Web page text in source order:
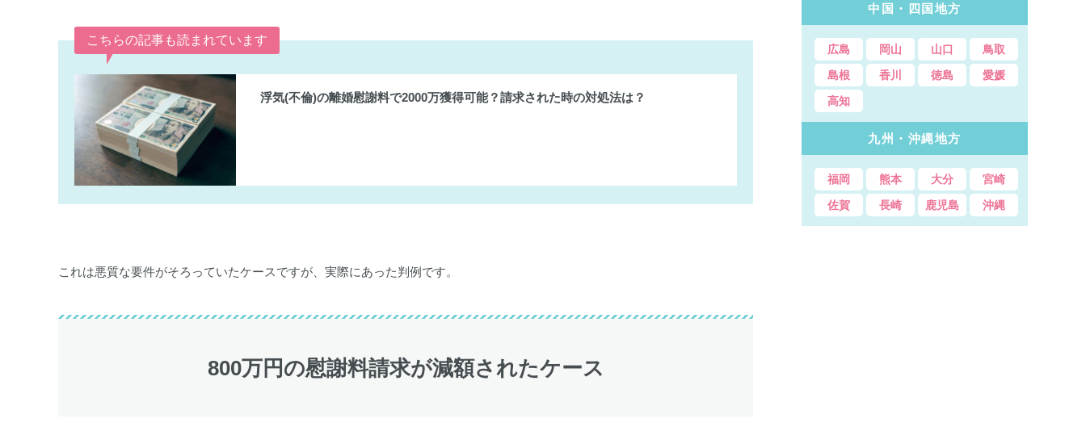
こちらの記事も読まれています
浮気(不倫)の離婚慰謝料で2000万獲得可能？請求された時の対処法は？
これは悪質な要件がそろっていたケースですが、実際にあった判例です。
800万円の慰謝料請求が減額されたケース
中国・四国地方
広島 岡山 山口
鳥取
島根
香川 徳島
愛媛
高知
九州・沖縄地方
福岡 熊本 大分
宮崎
佐賀
長崎 鹿児島 沖縄